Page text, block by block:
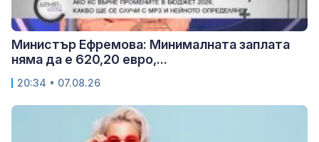
Министър Ефремова: Минималната заплата
няма да е 620,20 евро,...
20:34 • 07.08.26